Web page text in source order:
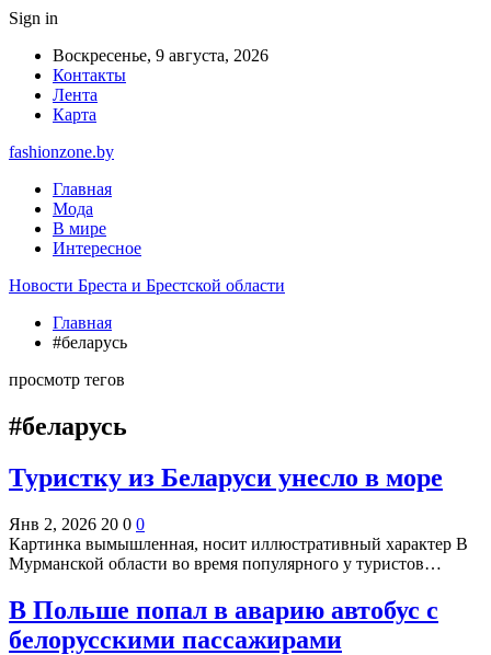
Sign in
Воскресенье, 9 августа, 2026
Контакты
Лента
Карта
fashionzone.by
Главная
Мода
В мире
Интересное
Новости Бреста и Брестской области
Главная
#беларусь
просмотр тегов
#беларусь
Туристку из Беларуси унесло в море
Янв 2, 2026 20 0 0
Картинка вымышленная, носит иллюстративный характер В
Мурманской области во время популярного у туристов…
В Польше попал в аварию автобус с
белорусскими пассажирами